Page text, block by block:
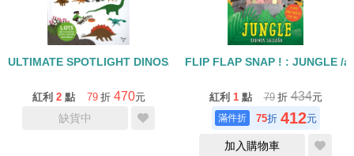
ULTIMATE SPOTLIGHT DINOSAURS /翻翻書
紅利 2 點 79 折 470元
缺貨中
FLIP FLAP SNAP ! : JUNGLE /
紅利 1 點 79 折434元
75折 412元
加入購物車